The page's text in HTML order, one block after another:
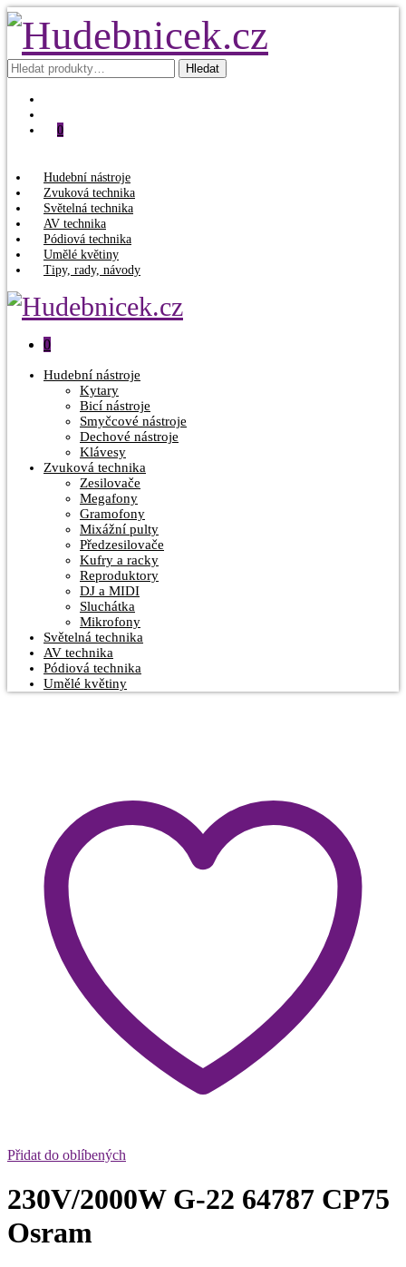
Hledat: Hledat
0
Hudební nástroje
Zvuková technika
Světelná technika
AV technika
Pódiová technika
Umělé květiny
Tipy, rady, návody
0
Hudební nástroje
Kytary
Bicí nástroje
Smyčcové nástroje
Dechové nástroje
Klávesy
Zvuková technika
Zesilovače
Megafony
Gramofony
Mixážní pulty
Předzesilovače
Kufry a racky
Reproduktory
DJ a MIDI
Sluchátka
Mikrofony
Světelná technika
AV technika
Pódiová technika
Umělé květiny
Přidat do oblíbených
230V/2000W G-22 64787 CP75
Osram